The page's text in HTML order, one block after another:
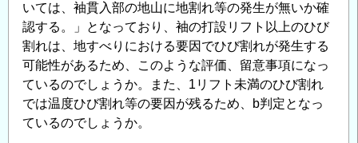
ー
ラ
ム
第
6
回
ピ
いては、袖貫入部の地山に地割れ等の発生が無いか確
認する。」となっており、袖の打設リフト以上のひび
割れは、地すべりにおける要因でひび割れが発生する
可能性があるため、このような評価、留意事項になっ
ているのでしょうか。また、1リフト未満のひび割れ
では温度ひび割れ等の要因が残るため、b判定となっ
ているのでしょうか。